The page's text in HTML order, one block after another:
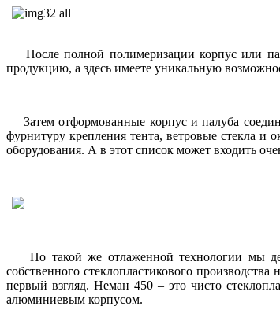
После полной полимеризации корпус или
продукцию, а здесь имеете уникальную
Затем отформованные корпус и палуба
фурнитуру крепления тента, ветровые стекла и
оборудования. А в этот список может входить
По такой же отлаженной технологии мы
собственного стеклопластикового
первый взгляд. Неман 450 – это чисто
алюминиевым корпусом.